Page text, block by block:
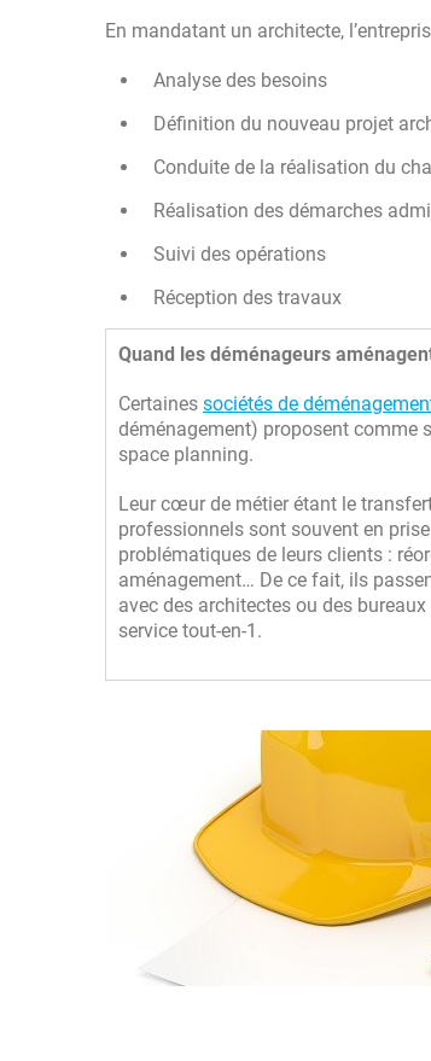
En mandatant un architecte,
Analyse des besoins
Définition du nouveau projet
Conduite de la réalisation du
Réalisation des démarches
Suivi des opérations
Réception des travaux
Quand les déménageurs
Certaines sociétés de
déménagement) proposent comme
space planning.
Leur cœur de métier étant le
professionnels sont souvent en
problématiques de leurs clients :
aménagement… De ce fait, ils
avec des architectes ou des
service tout-en-1.